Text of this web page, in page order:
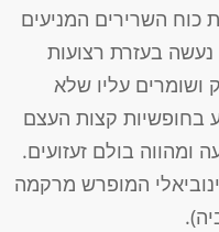
השרירים המניעים
בעזרת רצועות
ושומרים עליו שלא
בחופשיות קצות העצם
בולם זעזועים.
המופרש מרקמה